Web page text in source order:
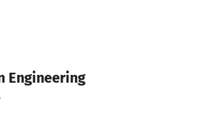
Engineering